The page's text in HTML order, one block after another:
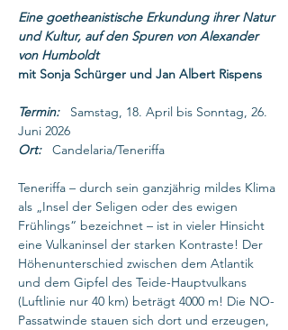
Eine goetheanistische Erkundung ihrer Natur
und Kultur, auf den Spuren von Alexander
von Humboldt
mit Sonja Schürger und Jan Albert Rispens
Termin: Samstag, 18. April bis Sonntag, 26.
Juni 2026
Ort: Candelaria/Teneriffa
Teneriffa – durch sein ganzjährig mildes Klima
als „Insel der Seligen oder des ewigen
Frühlings“ bezeichnet – ist in vieler Hinsicht
eine Vulkaninsel der starken Kontraste! Der
Höhenunterschied zwischen dem Atlantik
und dem Gipfel des Teide-Hauptvulkans
(Luftlinie nur 40 km) beträgt 4000 m! Die NO-
Passatwinde stauen sich dort und erzeugen,